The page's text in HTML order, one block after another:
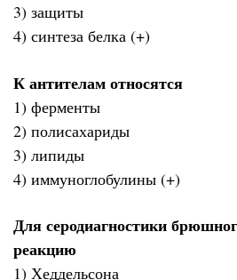
3) защиты
4) синтеза белка (+)
К антителам относятся
1) ферменты
2) полисахариды
3) липиды
4) иммуноглобулины (+)
Для серодиагностики
реакцию
1) Хеддельсона